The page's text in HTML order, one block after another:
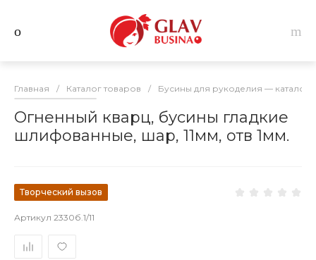
Главная / Каталог товаров / Бусины для рукоделия — каталог
Огненный кварц, бусины гладкие
шлифованные, шар, 11мм, отв 1мм.
Творческий вызов
Артикул 2330б.1/11